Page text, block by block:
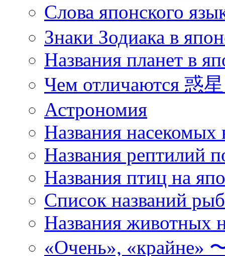
Слова японского
Знаки Зодиака в
Названия планет в
Чем отличаются 惑
Астрономия
Названия насекомых
Названия рептилий
Названия птиц на
Список названий
Названия животных
«Очень», «крайне»